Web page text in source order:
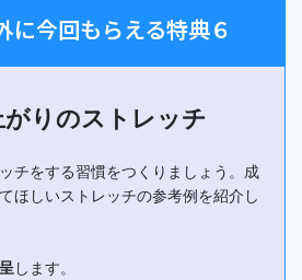
に今回もらえる特典６
がりのストレッチ
チをする習慣をつくりましょう。成
ほしいストレッチの参考例を紹介し
します。